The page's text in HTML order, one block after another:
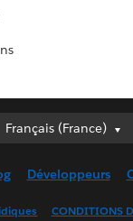
Français (France)
Français (France)
English (UK)
Développeurs
CONDITIONS